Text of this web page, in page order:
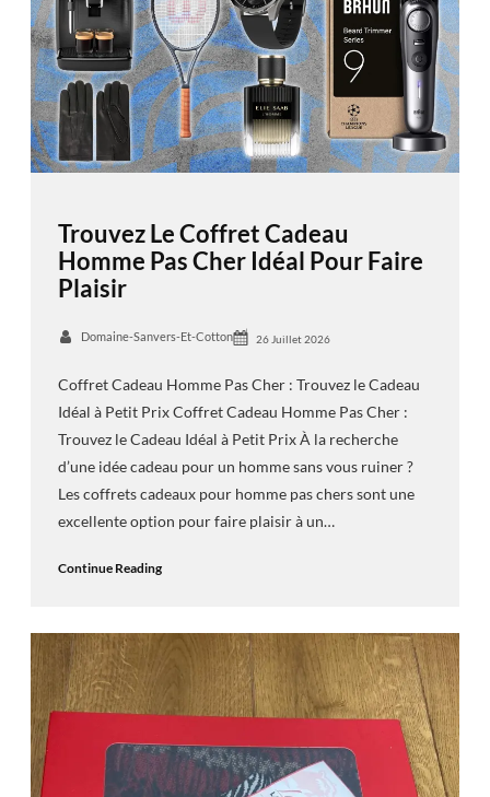
Trouvez Le Coffret Cadeau
Homme Pas Cher Idéal Pour Faire
Plaisir
Domaine-Sanvers-Et-Cotton 26 Juillet 2026
Coffret Cadeau Homme Pas Cher : Trouvez le Cadeau
Idéal à Petit Prix Coffret Cadeau Homme Pas Cher :
Trouvez le Cadeau Idéal à Petit Prix À la recherche
d’une idée cadeau pour un homme sans vous ruiner ?
Les coffrets cadeaux pour homme pas chers sont une
excellente option pour faire plaisir à un…
Continue Reading